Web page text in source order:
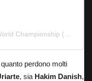
perdono molti
, sia Hakim Danish,